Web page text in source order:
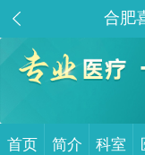
合肥
首页 简介 科室